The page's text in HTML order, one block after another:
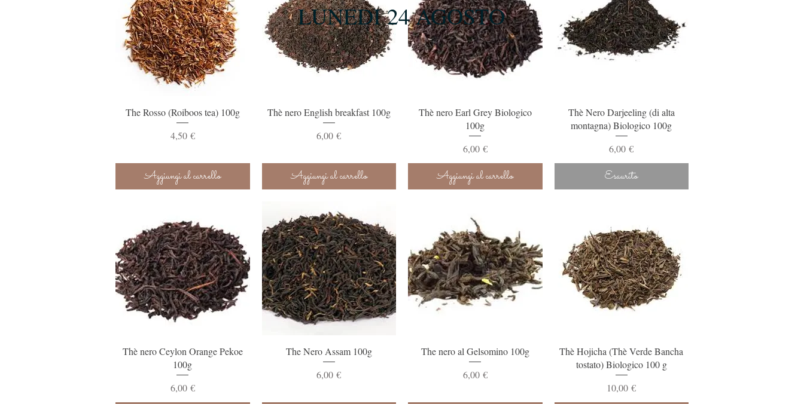
Vista rapida
The Rosso (Roiboos tea) 100g
Prezzo
4,50 €
Aggiungi al carrello
Vista rapida
Thè nero English breakfast 100g
Prezzo
6,00 €
Aggiungi al carrello
Vista rapida
Thè nero Earl Grey Biologico
100g
Prezzo
6,00 €
Aggiungi al carrello
Vista rapida
Thè Nero Darjeeling (di alta
montagna) Biologico 100g
Prezzo
6,00 €
Esaurito
Vista rapida
Thè nero Ceylon Orange Pekoe
100g
Prezzo
6,00 €
Vista rapida
The Nero Assam 100g
Prezzo
6,00 €
Vista rapida
The nero al Gelsomino 100g
Prezzo
6,00 €
Vista rapida
Thè Hojicha (Thè Verde Bancha
tostato) Biologico 100 g
Prezzo
10,00 €
LUNEDI 24 AGOSTO